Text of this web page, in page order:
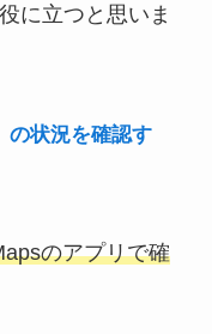
に立つと思いま
状況を確認す
のアプリで確